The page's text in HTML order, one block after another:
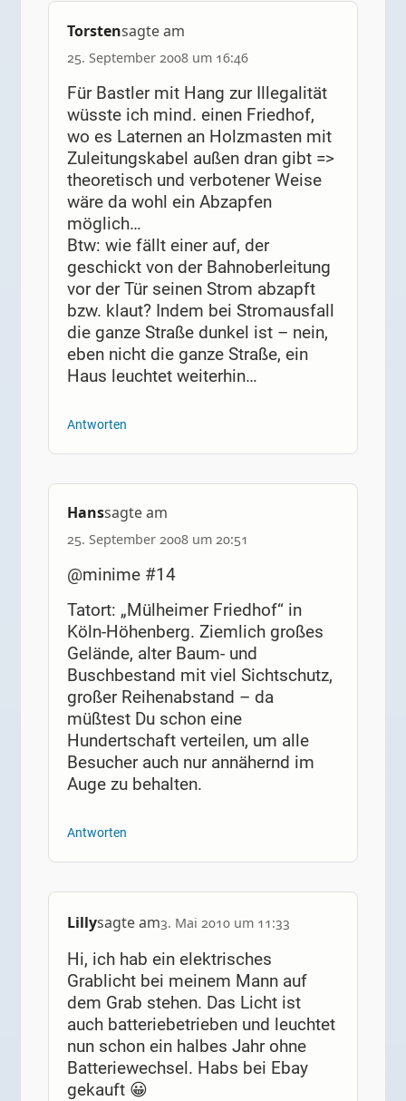
Torstensagte am
25. September 2008 um 16:46
Für Bastler mit Hang zur Illegalität
wüsste ich mind. einen Friedhof,
wo es Laternen an Holzmasten mit
Zuleitungskabel außen dran gibt =>
theoretisch und verbotener Weise
wäre da wohl ein Abzapfen
möglich…
Btw: wie fällt einer auf, der
geschickt von der Bahnoberleitung
vor der Tür seinen Strom abzapft
bzw. klaut? Indem bei Stromausfall
die ganze Straße dunkel ist – nein,
eben nicht die ganze Straße, ein
Haus leuchtet weiterhin…
Antworten
Hanssagte am
25. September 2008 um 20:51
@minime #14
Tatort: „Mülheimer Friedhof“ in
Köln-Höhenberg. Ziemlich großes
Gelände, alter Baum- und
Buschbestand mit viel Sichtschutz,
großer Reihenabstand – da
müßtest Du schon eine
Hundertschaft verteilen, um alle
Besucher auch nur annähernd im
Auge zu behalten.
Antworten
Lillysagte am3. Mai 2010 um 11:33
Hi, ich hab ein elektrisches
Grablicht bei meinem Mann auf
dem Grab stehen. Das Licht ist
auch batteriebetrieben und leuchtet
nun schon ein halbes Jahr ohne
Batteriewechsel. Habs bei Ebay
gekauft 😀